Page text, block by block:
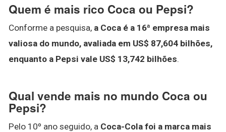
Quem é mais rico Coca ou Pepsi?
Conforme a pesquisa, a Coca é a 16ª empresa mais
valiosa do mundo, avaliada em US$ 87,604 bilhões,
enquanto a Pepsi vale US$ 13,742 bilhões.
Qual vende mais no mundo Coca ou
Pepsi?
Pelo 10º ano seguido, a Coca-Cola foi a marca mais